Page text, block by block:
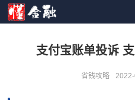
支付宝账单投诉
省钱攻略